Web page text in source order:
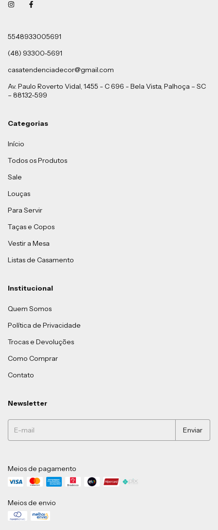
5548933005691
(48) 93300-5691
casatendenciadecor@gmail.com
Av. Paulo Roverto Vidal, 1455 - C 696 - Bela Vista, Palhoça – SC
– 88132-599
Categorias
Início
Todos os Produtos
Sale
Louças
Para Servir
Taças e Copos
Vestir a Mesa
Listas de Casamento
Institucional
Quem Somos
Política de Privacidade
Trocas e Devoluções
Como Comprar
Contato
Newsletter
Meios de pagamento
Meios de envio